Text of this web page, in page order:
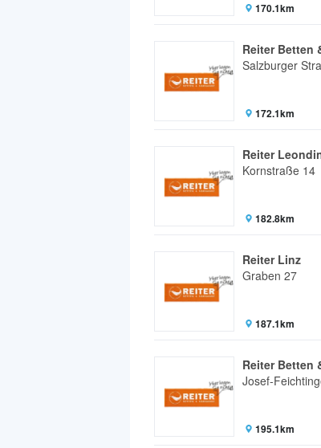
170.1km
Reiter Betten
Salzburger
172.1km
Reiter
Kornstraße 14
182.8km
Reiter Linz
Graben 27
187.1km
Reiter Betten
Josef-
195.1km